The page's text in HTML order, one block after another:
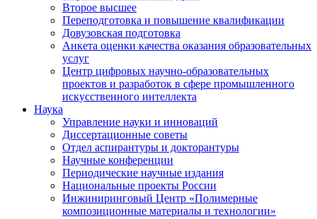
Второе высшее
Переподготовка и повышение квалификации
Довузовская подготовка
Анкета оценки качества оказания образовательных
услуг
Центр цифровых научно-образовательных
проектов и разработок в сфере промышленного
искусственного интеллекта
Наука
Управление науки и инноваций
Диссертационные советы
Отдел аспирантуры и докторантуры
Научные конференции
Периодические научные издания
Национальные проекты России
Инжиниринговый Центр «Полимерные
композиционные материалы и технологии»